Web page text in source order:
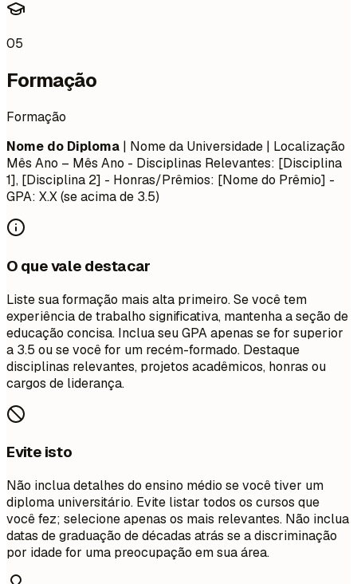
05
Formação
Formação
Nome do Diploma | Nome da Universidade | Localização
Mês Ano – Mês Ano - Disciplinas Relevantes: [Disciplina
1], [Disciplina 2] - Honras/Prêmios: [Nome do Prêmio] -
GPA: X.X (se acima de 3.5)
O que vale destacar
Liste sua formação mais alta primeiro. Se você tem
experiência de trabalho significativa, mantenha a seção de
educação concisa. Inclua seu GPA apenas se for superior
a 3.5 ou se você for um recém-formado. Destaque
disciplinas relevantes, projetos acadêmicos, honras ou
cargos de liderança.
Evite isto
Não inclua detalhes do ensino médio se você tiver um
diploma universitário. Evite listar todos os cursos que
você fez; selecione apenas os mais relevantes. Não inclua
datas de graduação de décadas atrás se a discriminação
por idade for uma preocupação em sua área.